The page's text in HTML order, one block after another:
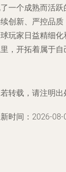
一个成熟而活
创新、严控品
玩家日益精细
，开拓着属于自
转载，请注明
时间：2026-08-